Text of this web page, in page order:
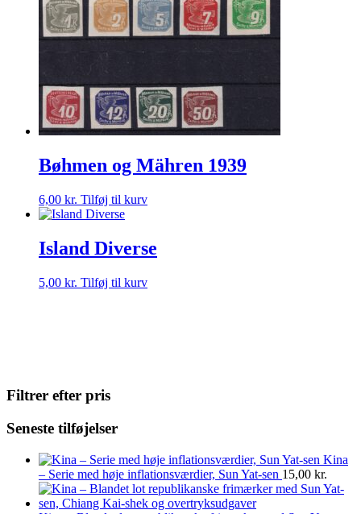
Bøhmen og Mähren 1939
6,00 kr. Tilføj til kurv
Island Diverse
5,00 kr. Tilføj til kurv
Filtrer efter pris
Seneste tilføjelser
Kina
– Serie med høje inflationsværdier, Sun Yat-sen 15,00 kr.